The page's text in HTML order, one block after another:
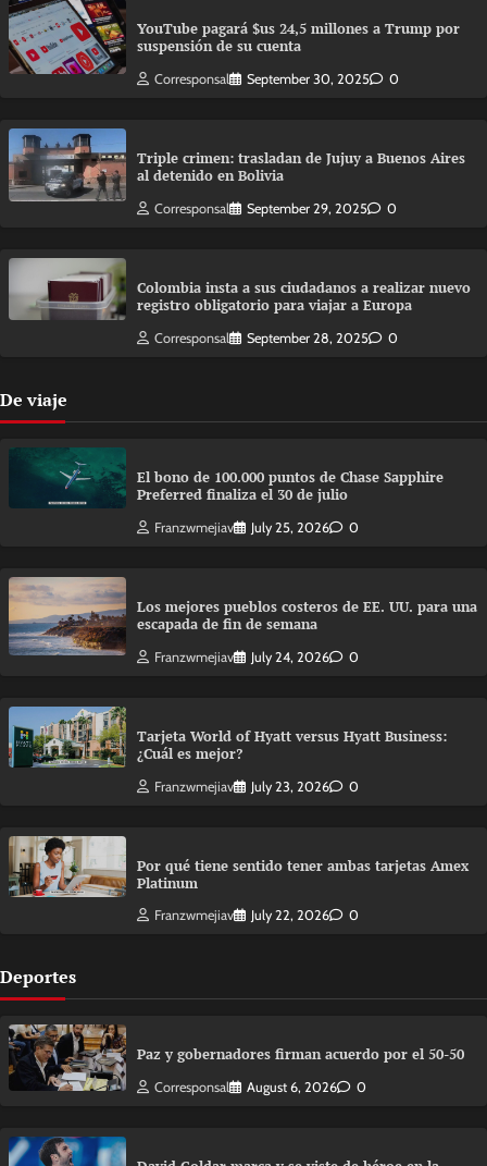
YouTube pagará $us 24,5 millones a Trump por
suspensión de su cuenta
Corresponsal September 30, 2025 0
Triple crimen: trasladan de Jujuy a Buenos Aires
al detenido en Bolivia
Corresponsal September 29, 2025 0
Colombia insta a sus ciudadanos a realizar nuevo
registro obligatorio para viajar a Europa
Corresponsal September 28, 2025 0
De viaje
El bono de 100.000 puntos de Chase Sapphire
Preferred finaliza el 30 de julio
Franzwmejiav July 25, 2026 0
Los mejores pueblos costeros de EE. UU. para una
escapada de fin de semana
Franzwmejiav July 24, 2026 0
Tarjeta World of Hyatt versus Hyatt Business:
¿Cuál es mejor?
Franzwmejiav July 23, 2026 0
Por qué tiene sentido tener ambas tarjetas Amex
Platinum
Franzwmejiav July 22, 2026 0
Deportes
Paz y gobernadores firman acuerdo por el 50-50
Corresponsal August 6, 2026 0